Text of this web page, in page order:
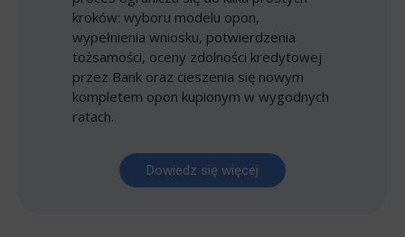
kroków: wyboru modelu opon,
wypełnienia wniosku, potwierdzenia
tożsamości, oceny zdolności kredytowej
przez Bank oraz cieszenia się nowym
kompletem opon kupionym w wygodnych
ratach.
Dowiedz się więcej